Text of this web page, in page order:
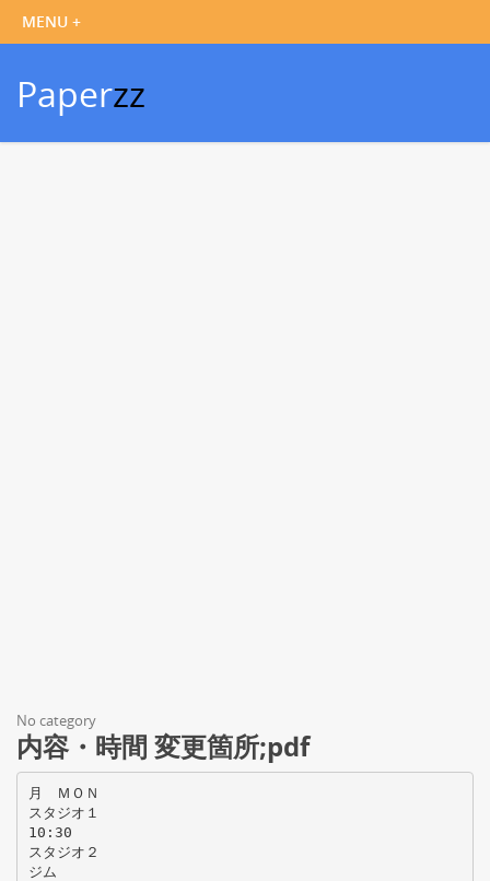
Paperzz
No category
内容・時間 変更箇所;pdf
月 ＭＯＮ
スタジオ１
10:30
スタジオ２
ジム